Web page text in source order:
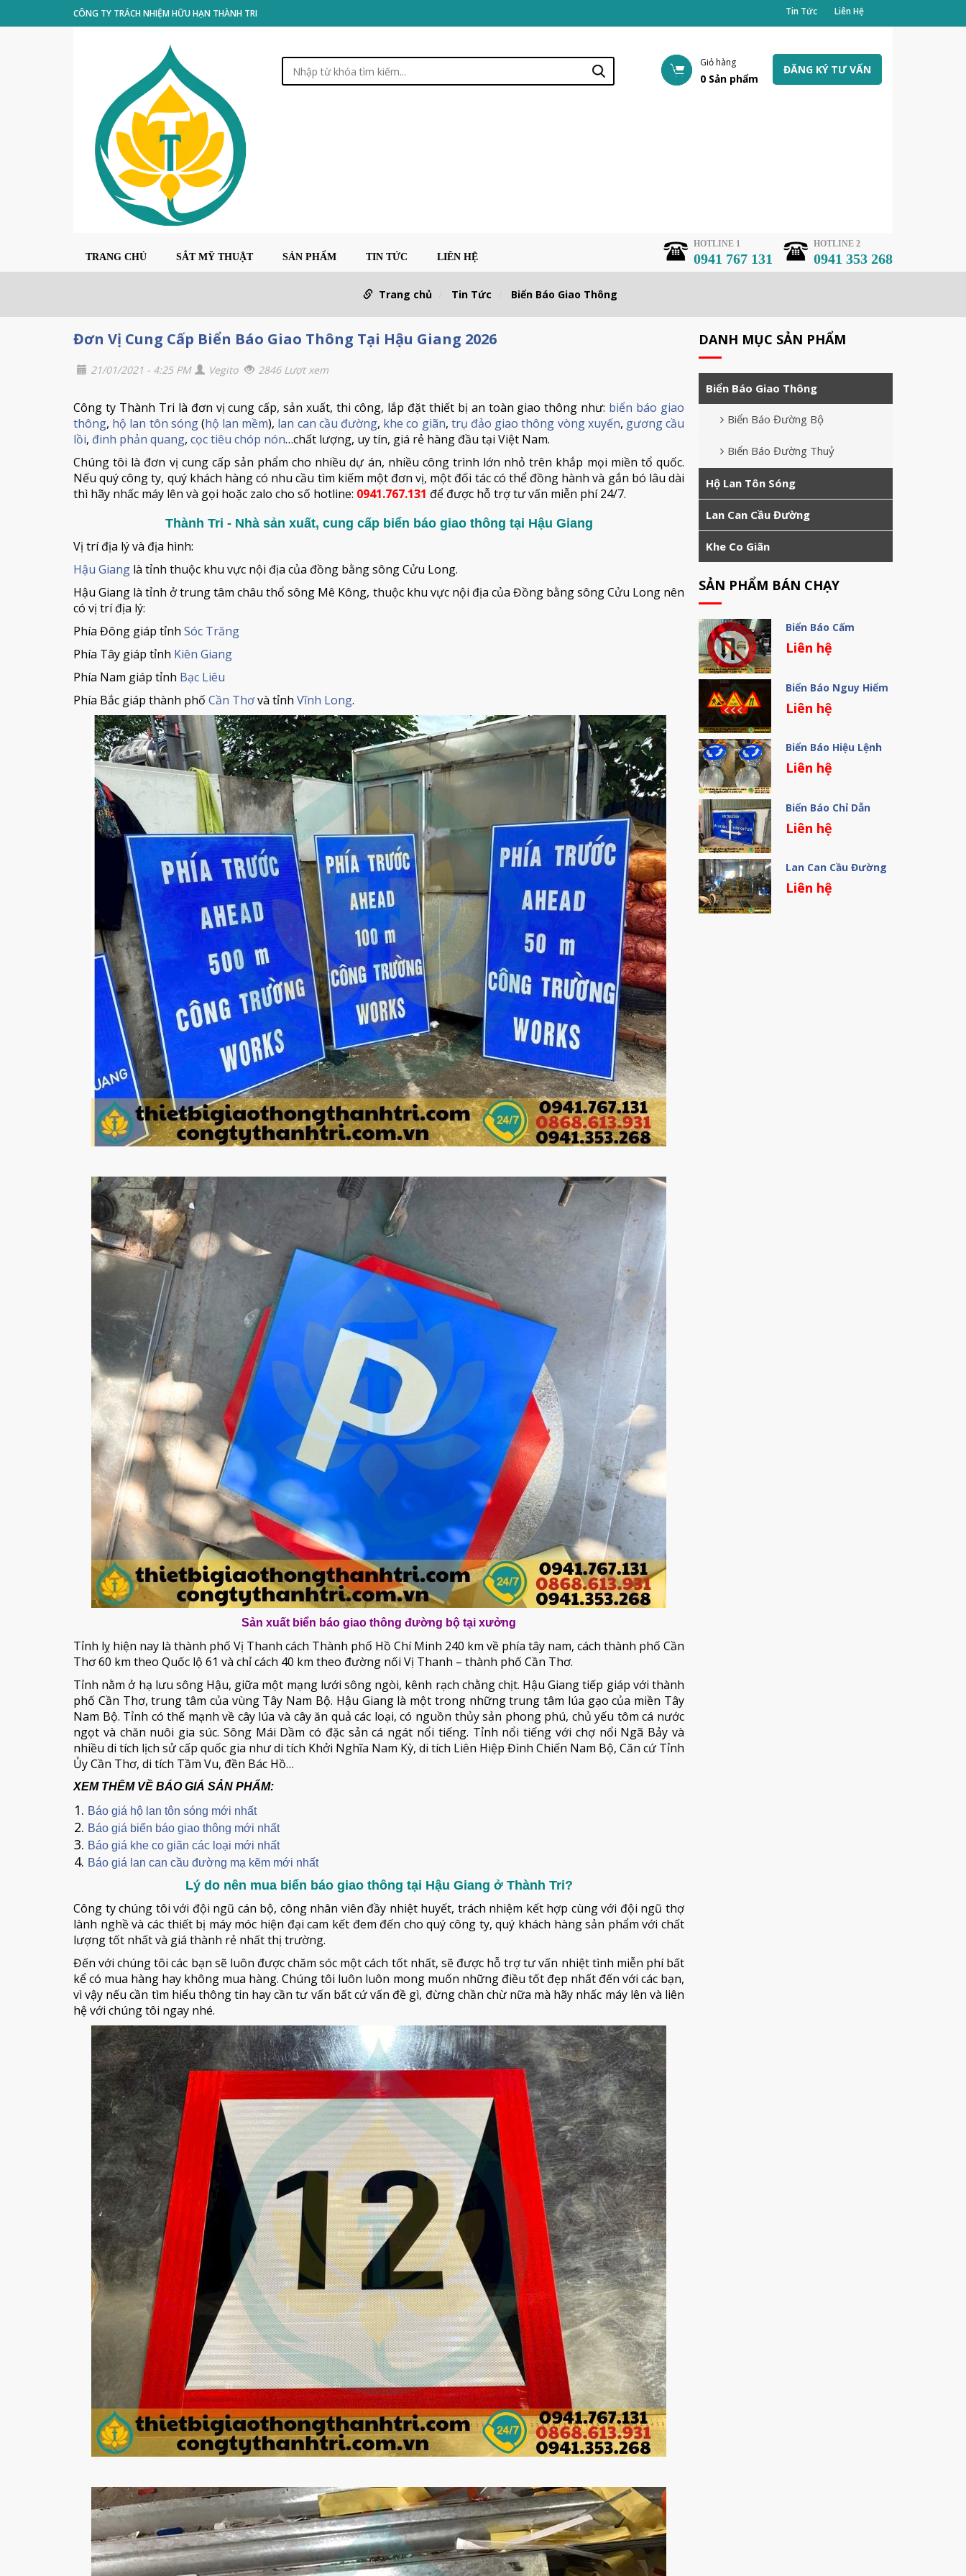
CÔNG TY TRÁCH NHIỆM HỮU HẠN THÀNH TRI Tin Tức Liên Hệ
Giỏ hàng
0 Sản phẩm
ĐĂNG KÝ TƯ VẤN
TRANG CHỦ SẮT MỸ THUẬT SẢN PHẨM TIN TỨC LIÊN HỆ
HOTLINE 2
0941 353 268
HOTLINE 1
0941 767 131
Trang chủ Tin Tức Biển Báo Giao Thông
Đơn Vị Cung Cấp Biển Báo Giao Thông Tại Hậu Giang 2026
21/01/2021 - 4:25 PM Vegito 2846 Lượt xem
Công ty Thành Tri là đơn vị cung cấp, sản xuất, thi công, lắp đặt thiết bị an toàn giao thông như: biển báo giao
thông, hộ lan tôn sóng(hộ lan mềm), lan can cầu đường, khe co giãn, trụ đảo giao thông vòng xuyến, gương cầu
lồi, đinh phản quang, cọc tiêu chóp nón…chất lượng, uy tín, giá rẻ hàng đầu tại Việt Nam.
Chúng tôi là đơn vị cung cấp sản phẩm cho nhiều dự án, nhiều công trình lớn nhỏ trên khắp mọi miền tổ quốc.
Nếu quý công ty, quý khách hàng có nhu cầu tìm kiếm một đơn vị, một đối tác có thể đồng hành và gắn bó lâu dài
thì hãy nhấc máy lên và gọi hoặc zalo cho số hotline: 0941.767.131 để được hỗ trợ tư vấn miễn phí 24/7.
Thành Tri - Nhà sản xuất, cung cấp biển báo giao thông tại Hậu Giang
Vị trí địa lý và địa hình:
Hậu Giang là tỉnh thuộc khu vực nội địa của đồng bằng sông Cửu Long.
Hậu Giang là tỉnh ở trung tâm châu thổ sông Mê Kông, thuộc khu vực nội địa của Đồng bằng sông Cửu Long nên
có vị trí địa lý:
Phía Đông giáp tỉnh Sóc Trăng
Phía Tây giáp tỉnh Kiên Giang
Phía Nam giáp tỉnh Bạc Liêu
Phía Bắc giáp thành phố Cần Thơvà tỉnh Vĩnh Long.
Sản xuất biển báo giao thông đường bộ tại xưởng
Tỉnh lỵ hiện nay là thành phố Vị Thanh cách Thành phố Hồ Chí Minh 240 km về phía tây nam, cách thành phố Cần
Thơ 60 km theo Quốc lộ 61 và chỉ cách 40 km theo đường nối Vị Thanh – thành phố Cần Thơ.
Tỉnh nằm ở hạ lưu sông Hậu, giữa một mạng lưới sông ngòi, kênh rạch chằng chịt. Hậu Giang tiếp giáp với thành
phố Cần Thơ, trung tâm của vùng Tây Nam Bộ. Hậu Giang là một trong những trung tâm lúa gạo của miền Tây
Nam Bộ. Tỉnh có thế mạnh về cây lúa và cây ăn quả các loại, có nguồn thủy sản phong phú, chủ yếu tôm cá nước
ngọt và chăn nuôi gia súc. Sông Mái Dầm có đặc sản cá ngát nổi tiếng. Tỉnh nổi tiếng với chợ nổi Ngã Bảy và
nhiều di tích lịch sử cấp quốc gia như di tích Khởi Nghĩa Nam Kỳ, di tích Liên Hiệp Đình Chiến Nam Bộ, Căn cứ Tỉnh
Ủy Cần Thơ, di tích Tầm Vu, đền Bác Hồ…
XEM THÊM VỀ BÁO GIÁ SẢN PHẨM:
Báo giá hộ lan tôn sóng mới nhất
Báo giá biển báo giao thông mới nhất
Báo giá khe co giãn các loại mới nhất
Báo giá lan can cầu đường mạ kẽm mới nhất
Lý do nên mua biển báo giao thông tại Hậu Giang ở Thành Tri?
Công ty chúng tôi với đội ngũ cán bộ, công nhân viên đầy nhiệt huyết, trách nhiệm kết hợp cùng với đội ngũ thợ
lành nghề và các thiết bị máy móc hiện đại cam kết đem đến cho quý công ty, quý khách hàng sản phẩm với chất
lượng tốt nhất và giá thành rẻ nhất thị trường.
Đến với chúng tôi các bạn sẽ luôn được chăm sóc một cách tốt nhất, sẽ được hỗ trợ tư vấn nhiệt tình miễn phí bất
kể có mua hàng hay không mua hàng. Chúng tôi luôn luôn mong muốn những điều tốt đẹp nhất đến với các bạn,
vì vậy nếu cần tìm hiểu thông tin hay cần tư vấn bất cứ vấn đề gì, đừng chần chừ nữa mà hãy nhấc máy lên và liên
hệ với chúng tôi ngay nhé.
DANH MỤC SẢN PHẨM
Biển Báo Giao Thông
Biển Báo Đường Bộ
Biển Báo Đường Thuỷ
Hộ Lan Tôn Sóng
Lan Can Cầu Đường
Khe Co Giãn
SẢN PHẨM BÁN CHẠY
Biển Báo Cấm
Liên hệ
Biển Báo Nguy Hiểm
Liên hệ
Biển Báo Hiệu Lệnh
Liên hệ
Biển Báo Chỉ Dẫn
Liên hệ
Lan Can Cầu Đường
Liên hệ